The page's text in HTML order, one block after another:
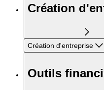
Création
Création d'entreprise
Outils